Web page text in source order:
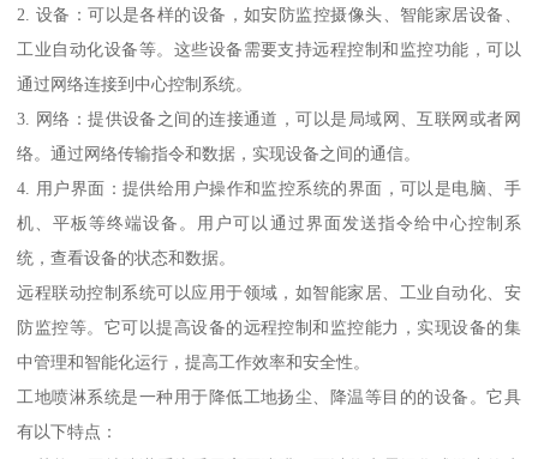
2. 设备：可以是各样的设备，如安防监控摄像头、智能家居设备、
工业自动化设备等。这些设备需要支持远程控制和监控功能，可以
通过网络连接到中心控制系统。
3. 网络：提供设备之间的连接通道，可以是局域网、互联网或者网
络。通过网络传输指令和数据，实现设备之间的通信。
4. 用户界面：提供给用户操作和监控系统的界面，可以是电脑、手
机、平板等终端设备。用户可以通过界面发送指令给中心控制系
统，查看设备的状态和数据。
远程联动控制系统可以应用于领域，如智能家居、工业自动化、安
防监控等。它可以提高设备的远程控制和监控能力，实现设备的集
中管理和智能化运行，提高工作效率和安全性。
工地喷淋系统是一种用于降低工地扬尘、降温等目的的设备。它具
有以下特点：